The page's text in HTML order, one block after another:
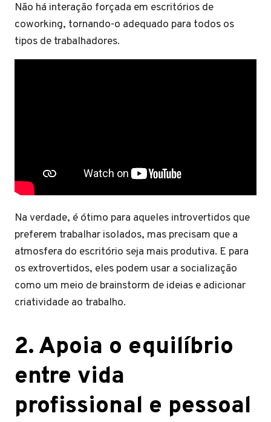
Não há interação forçada em escritórios de
coworking, tornando-o adequado para todos os
tipos de trabalhadores.
Na verdade, é ótimo para aqueles introvertidos que
preferem trabalhar isolados, mas precisam que a
atmosfera do escritório seja mais produtiva. E para
os extrovertidos, eles podem usar a socialização
como um meio de brainstorm de ideias e adicionar
criatividade ao trabalho.
2. Apoia o equilíbrio
entre vida
profissional e pessoal